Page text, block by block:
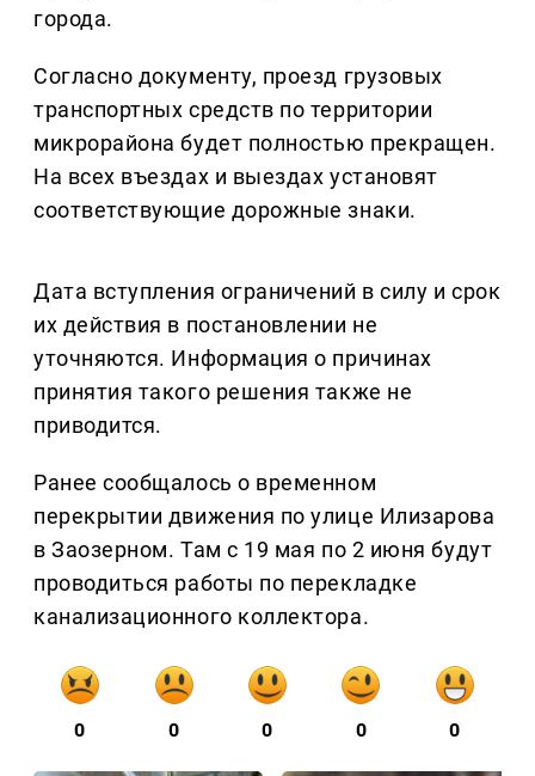
города.
Согласно документу, проезд грузовых
транспортных средств по территории
микрорайона будет полностью прекращен.
На всех въездах и выездах установят
соответствующие дорожные знаки.
Дата вступления ограничений в силу и срок
их действия в постановлении не
уточняются. Информация о причинах
принятия такого решения также не
приводится.
Ранее сообщалось о временном
перекрытии движения по улице Илизарова
в Заозерном. Там с 19 мая по 2 июня будут
проводиться работы по перекладке
канализационного коллектора.
0 0 0 0 0